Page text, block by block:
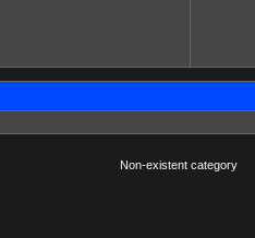
Non-existent category